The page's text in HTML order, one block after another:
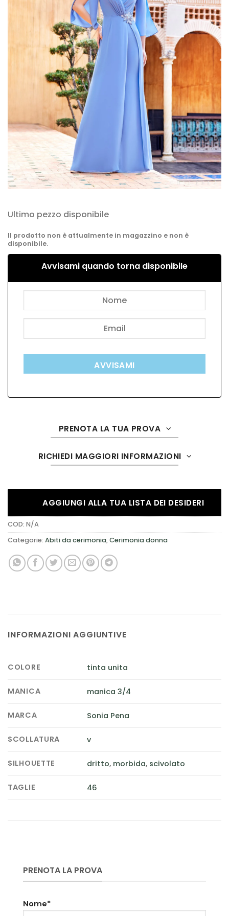
Ultimo pezzo disponibile
Il prodotto non è attualmente in magazzino e non è
disponibile.
Avvisami quando torna disponibile
AVVISAMI
PRENOTA LA TUA PROVA
RICHIEDI MAGGIORI INFORMAZIONI
AGGIUNGI ALLA TUA LISTA DEI DESIDERI
COD: N/A
Categorie: Abiti da cerimonia,Cerimonia donna
INFORMAZIONI AGGIUNTIVE
COLORE tinta unita
MANICA manica 3/4
MARCA Sonia Pena
SCOLLATURA v
SILHOUETTE dritto, morbida, scivolato
TAGLIE 46
PRENOTA LA PROVA
Nome*